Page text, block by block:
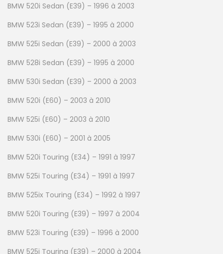
BMW 520i Sedan (E39) – 1996 à 2003
BMW 523i Sedan (E39) – 1995 à 2000
BMW 525i Sedan (E39) – 2000 à 2003
BMW 528i Sedan (E39) – 1995 à 2000
BMW 530i Sedan (E39) – 2000 à 2003
BMW 520i (E60) – 2003 à 2010
BMW 525i (E60) – 2003 à 2010
BMW 530i (E60) – 2001 à 2005
BMW 520i Touring (E34) – 1991 à 1997
BMW 525i Touring (E34) – 1991 à 1997
BMW 525ix Touring (E34) – 1992 à 1997
BMW 520i Touring (E39) – 1997 à 2004
BMW 523i Touring (E39) – 1996 à 2000
BMW 525i Touring (E39) – 2000 à 2004